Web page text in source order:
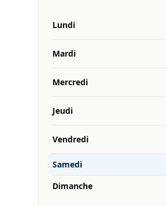
Lundi
Mardi
Mercredi
Jeudi
Vendredi
Samedi
Dimanche